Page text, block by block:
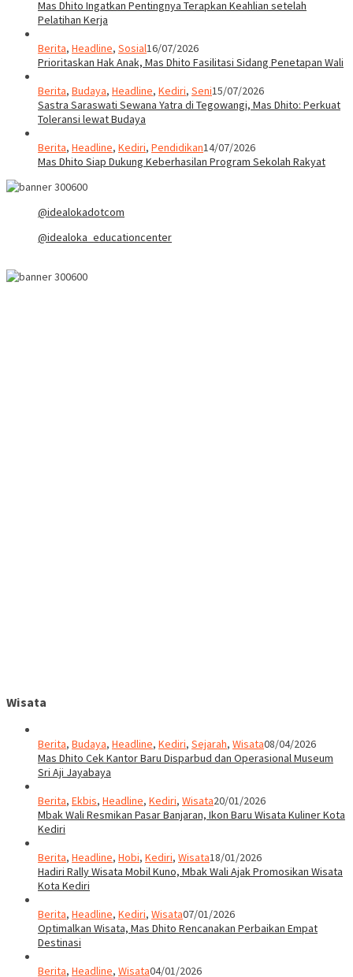
Mas Dhito Ingatkan Pentingnya Terapkan Keahlian setelah
Pelatihan Kerja
Berita, Headline, Sosial16/07/2026
Prioritaskan Hak Anak, Mas Dhito Fasilitasi Sidang Penetapan Wali
Berita, Budaya, Headline, Kediri, Seni15/07/2026
Sastra Saraswati Sewana Yatra di Tegowangi, Mas Dhito: Perkuat
Toleransi lewat Budaya
Berita, Headline, Kediri, Pendidikan14/07/2026
Mas Dhito Siap Dukung Keberhasilan Program Sekolah Rakyat
@idealokadotcom
@idealoka_educationcenter
Wisata
Berita, Budaya, Headline, Kediri, Sejarah, Wisata08/04/2026
Mas Dhito Cek Kantor Baru Disparbud dan Operasional Museum
Sri Aji Jayabaya
Berita, Ekbis, Headline, Kediri, Wisata20/01/2026
Mbak Wali Resmikan Pasar Banjaran, Ikon Baru Wisata Kuliner Kota
Kediri
Berita, Headline, Hobi, Kediri, Wisata18/01/2026
Hadiri Rally Wisata Mobil Kuno, Mbak Wali Ajak Promosikan Wisata
Kota Kediri
Berita, Headline, Kediri, Wisata07/01/2026
Optimalkan Wisata, Mas Dhito Rencanakan Perbaikan Empat
Destinasi
Berita, Headline, Wisata04/01/2026